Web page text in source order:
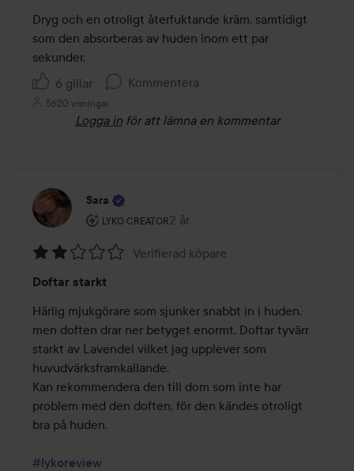
av
5
Dryg och en otroligt återfuktande kräm, samtidigt
som den absorberas av huden inom ett par
sekunder.
6 gillar
Kommentera
5620 visningar
Logga in för att lämna en kommentar
Sara
LYKO CREATOR
Användarens roll: Lyko Creator.
2 år
Inlägget skapades 2 år
2
av
5
Verifierad köpare
Doftar starkt
Härlig mjukgörare som sjunker snabbt in i huden,
men doften drar ner betyget enormt. Doftar tyvärr
starkt av Lavendel vilket jag upplever som
huvudvärksframkallande.
Kan rekommendera den till dom som inte har
problem med den doften, för den kändes otroligt
bra på huden.
#lykoreview